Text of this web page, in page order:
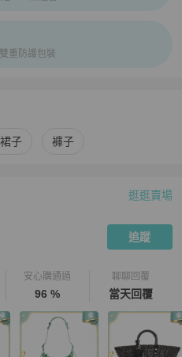
重防護包裝
裙子 褲子
逛逛賣場
追蹤
安心購通過
96 %
聊聊回覆
當天回覆